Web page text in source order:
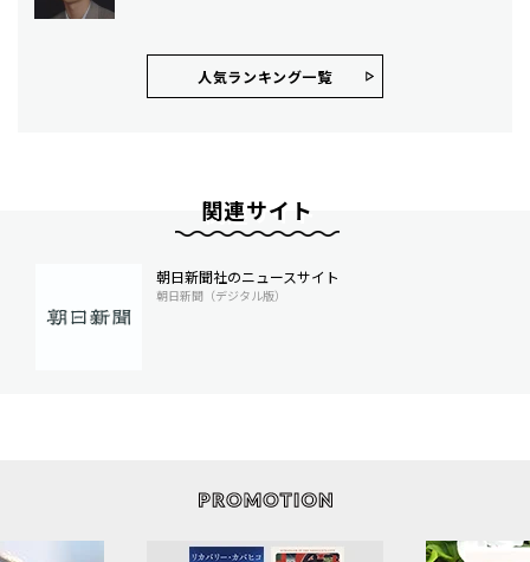
人気ランキング⼀覧
関連サイト
朝日新聞社のニュースサイト
朝日新聞（デジタル版）